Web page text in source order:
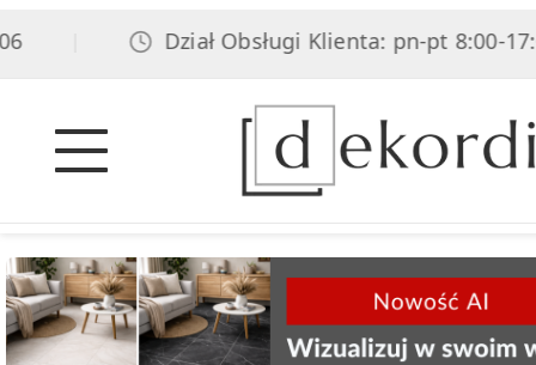
| Dział Obsługi Klienta: pn-pt 8:00-17:00,